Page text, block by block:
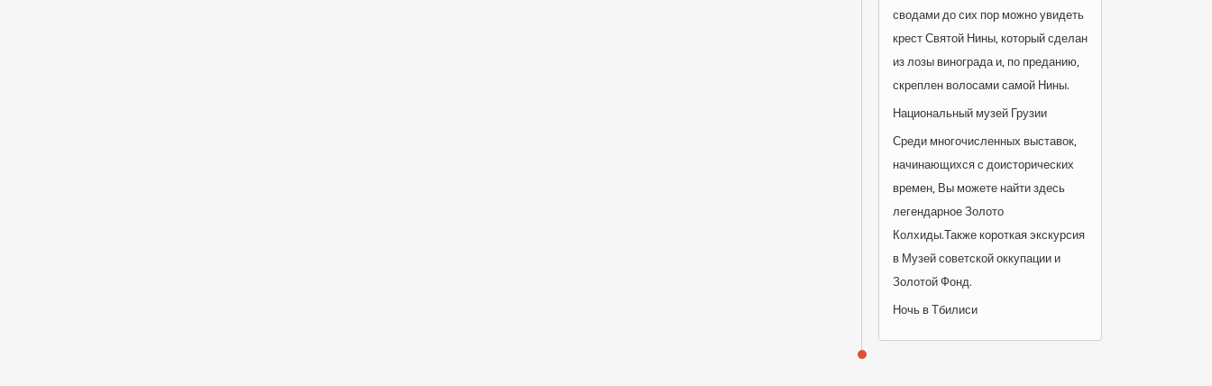
сводами до сих пор можно увидеть
крест Святой Нины, который сделан
из лозы винограда и, по преданию,
скреплен волосами самой Нины.
Национальный музей Грузии
Среди многочисленных выставок,
начинающихся с доисторических
времен, Вы можете найти здесь
легендарное Золото
Колхиды.Также короткая экскурсия
в Музей советской оккупации и
Золотой Фонд.
Ночь в Тбилиси